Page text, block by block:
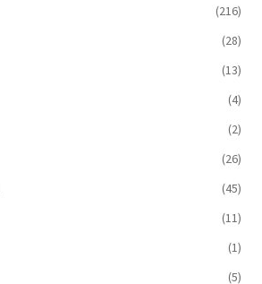
(216)
(28)
(13)
(4)
(2)
(26)
(45)
(11)
(1)
(5)